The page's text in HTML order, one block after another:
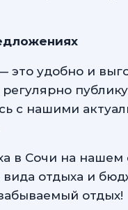
это удобно и
с нашими
в Сочи на нашем
отдыха и
отдых!